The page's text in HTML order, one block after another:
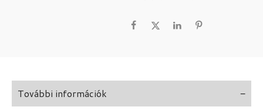
További információk